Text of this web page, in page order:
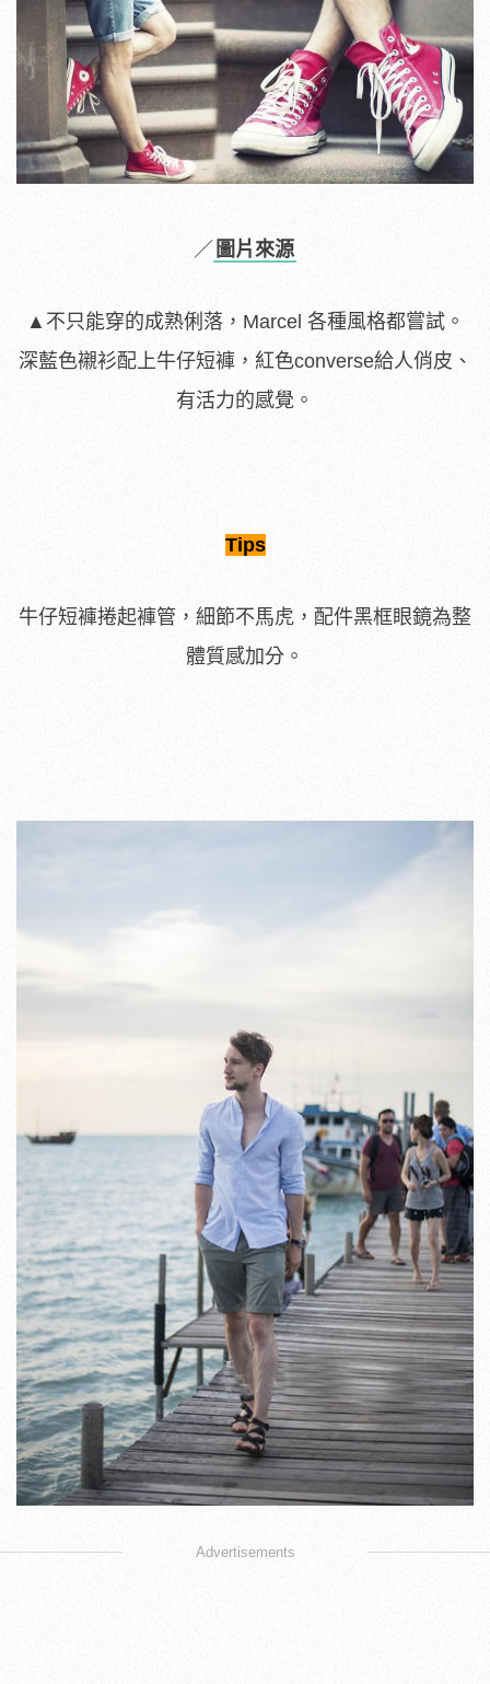
／ 圖片來源
▲不只能穿的成熟俐落，Marcel 各種風格都嘗試。
深藍色襯衫配上牛仔短褲，紅色converse給人俏皮、
有活力的感覺。
Tips
牛仔短褲捲起褲管，細節不馬虎，配件黑框眼鏡為整
體質感加分。
Advertisements